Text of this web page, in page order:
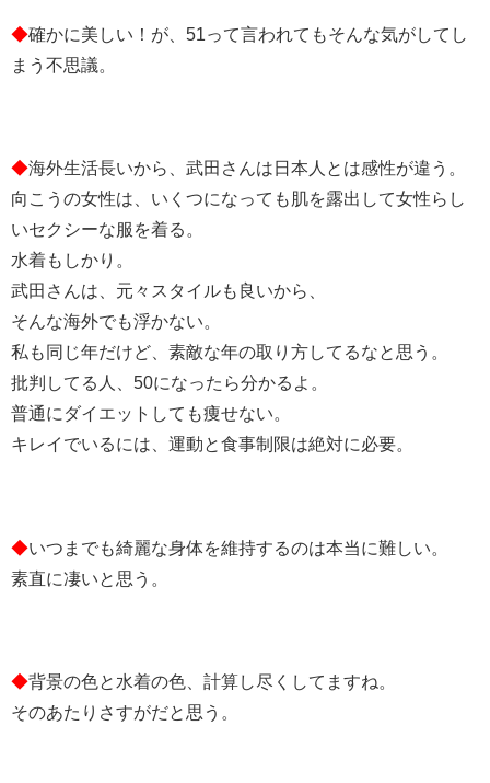
◆確かに美しい！が、51って言われてもそんな気がしてし
まう不思議。
◆海外生活長いから、武田さんは日本人とは感性が違う。
向こうの女性は、いくつになっても肌を露出して女性らし
いセクシーな服を着る。
水着もしかり。
武田さんは、元々スタイルも良いから、
そんな海外でも浮かない。
私も同じ年だけど、素敵な年の取り方してるなと思う。
批判してる人、50になったら分かるよ。
普通にダイエットしても痩せない。
キレイでいるには、運動と食事制限は絶対に必要。
◆いつまでも綺麗な身体を維持するのは本当に難しい。
素直に凄いと思う。
◆背景の色と水着の色、計算し尽くしてますね。
そのあたりさすがだと思う。